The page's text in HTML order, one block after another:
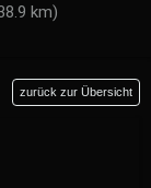
km)
zurück zur Übersicht